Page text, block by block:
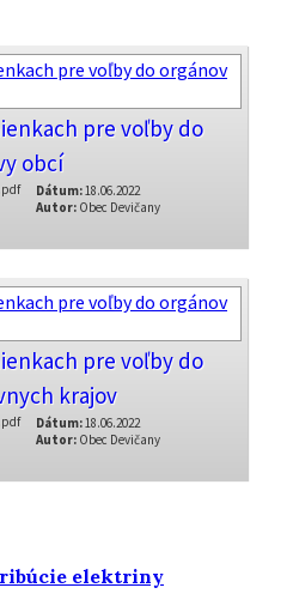
pre voľby do
obcí
Dátum:18.06.2022
Autor: Obec Devičany
pre voľby do
krajov
Dátum:18.06.2022
Autor: Obec Devičany
elektriny